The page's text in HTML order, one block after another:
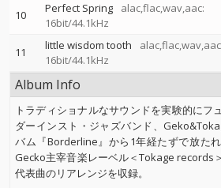
10 Perfect Spring
alac,flac,wav,aac:
16bit/44.1kHz
11 little wisdom tooth
16bit/44.1kHz
Album Info
トラディショナルなサウンドを実験的にフ
ダーインスト・ジャズバンド、
バム『Borderline』から1年経たずで放たれ
Gecko主宰音楽レーベル＜Tokage records
代表曲のリアレンジを収録。